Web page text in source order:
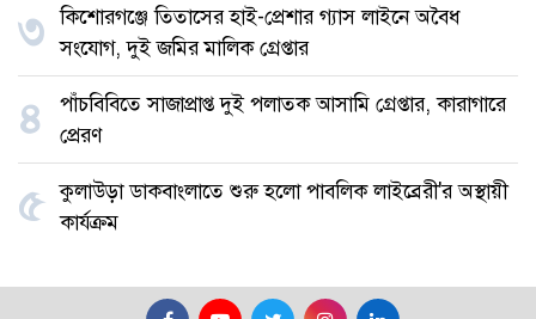
৩ কিশোরগঞ্জে তিতাসের হাই-প্রেশার গ্যাস লাইনে অবৈধ
সংযোগ, দুই জমির মালিক গ্রেপ্তার
৪
পাঁচবিবিতে সাজাপ্রাপ্ত দুই পলাতক আসামি গ্রেপ্তার, কারাগারে
প্রেরণ
৫ কুলাউড়া ডাকবাংলাতে শুরু হলো পাবলিক লাইব্রেরী'র অস্থায়ী
কার্যক্রম